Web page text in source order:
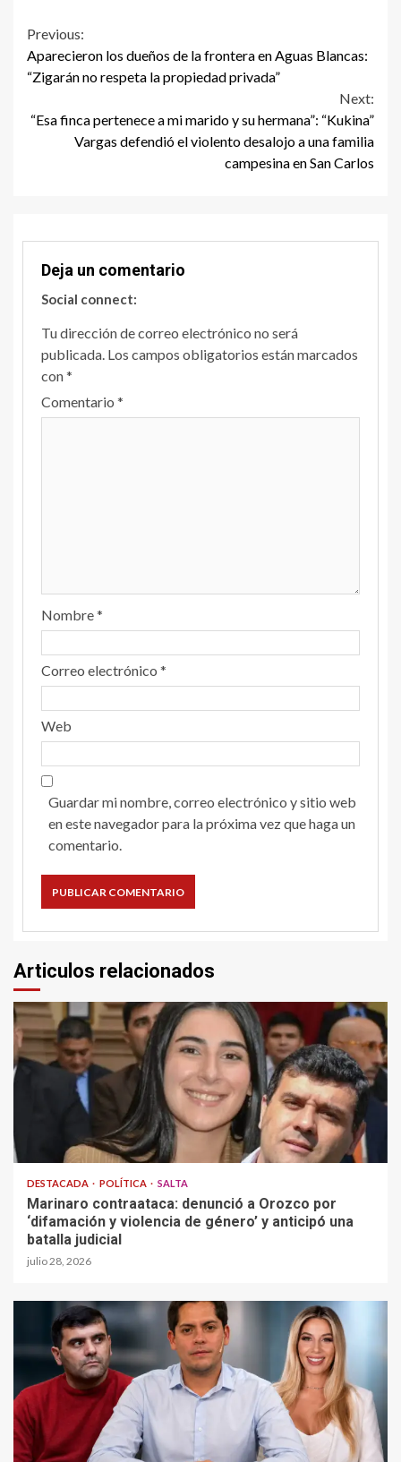
Continue
Reading
Previous:
Aparecieron los dueños de la frontera en Aguas Blancas:
“Zigarán no respeta la propiedad privada”
Next:
“Esa finca pertenece a mi marido y su hermana”: “Kukina”
Vargas defendió el violento desalojo a una familia
campesina en San Carlos
Deja un comentario
Social connect:
Tu dirección de correo electrónico no será
publicada. Los campos obligatorios están marcados
con*
Comentario *
Nombre*
Correo electrónico *
Web
Guardar mi nombre, correo electrónico y sitio web
en este navegador para la próxima vez que haga un
comentario.
Articulos relacionados
DESTACADA POLÍTICA SALTA
Marinaro contraataca: denunció a Orozco por
‘difamación y violencia de género’ y anticipó una
batalla judicial
julio 28, 2026